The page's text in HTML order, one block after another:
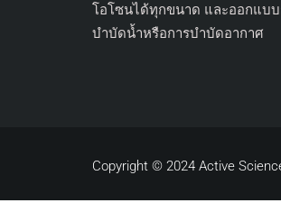
โอโซนได้ทุกขนาด และออกแบบ
บำบัดน้ำหรือการบำบัดอากาศ
Copyright © 2024 Active